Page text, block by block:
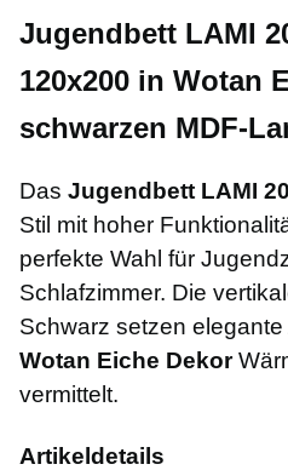
Jugendbett LAMI
120x200 in Wotan
schwarzen MDF-
Das Jugendbett LAMI 20
Stil mit hoher
perfekte Wahl für
Schlafzimmer. Die
Schwarz setzen
Wotan Eiche Dekor
vermittelt.
Artikeldetails